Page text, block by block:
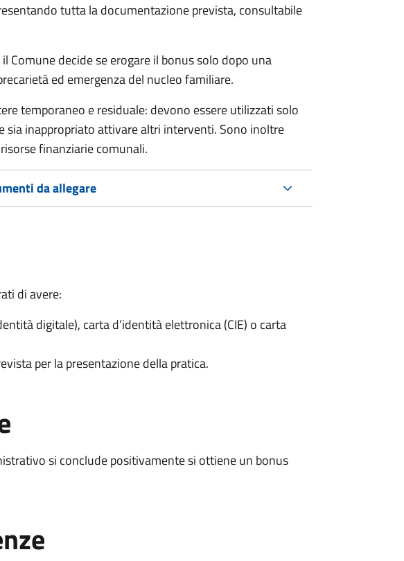
tutta la documentazione prevista, consultabile
Comune decide se erogare il bonus solo dopo una
ed emergenza del nucleo familiare.
temporaneo e residuale: devono essere utilizzati solo
sia inappropriato attivare altri interventi. Sono inoltre
finanziarie comunali.
da allegare
di avere:
digitale), carta d’identità elettronica (CIE) o carta
per la presentazione della pratica.
si conclude positivamente si ottiene un bonus